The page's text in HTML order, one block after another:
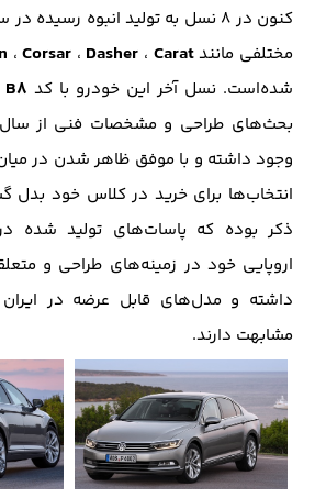
کنون در 8 نسل به تولید انبوه
مختلفی مانند
،Corsar ، Dasher ، Carat
شده‌است. نسل آخر این خودرو با کد B8
بحث‌‌های طراحی و مشخصات فنی از سال
وجود داشته و با موفق ظاهر شدن در میان
انتخاب‌ها برای خرید در کلاس خود بدل
ذکر بوده که پاسات‌های تولید شده در
اروپایی خود در زمینه‌های طراحی و
داشته و مدل‌های قابل عرضه در ایران
مشابهت دارند.